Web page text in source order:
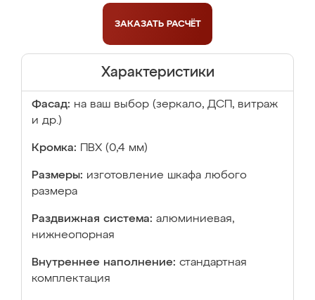
ЗАКАЗАТЬ РАСЧЁТ
Характеристики
Фасад: на ваш выбор (зеркало, ДСП, витраж
и др.)
Кромка: ПВХ (0,4 мм)
Размеры: изготовление шкафа любого
размера
Раздвижная система: алюминиевая,
нижнеопорная
Внутреннее наполнение: стандартная
комплектация